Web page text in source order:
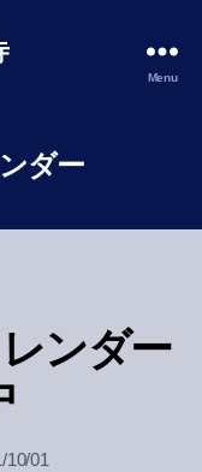
Menu
ダー
ンダー
10/01